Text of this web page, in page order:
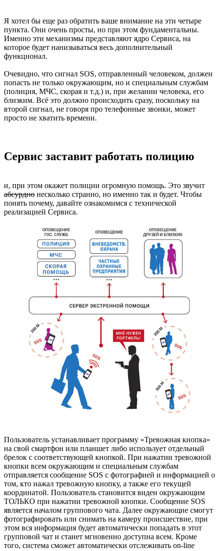
Я хотел бы еще раз обратить ваше внимание на эти четыре
пункта. Они очень просты, но при этом фундаментальны.
Именно эти механизмы представляют ядро Сервиса, на
которое будет нанизываться весь дополнительный
функционал.
Очевидно, что сигнал SOS, отправленный человеком, должен
попасть не только окружающим, но и специальным службам
(полиция, МЧС, скорая и т.д.) и, при желании человека, его
близким. Всё это должно происходить сразу, поскольку на
второй сигнал, не говоря про телефонные звонки, может
просто не хватить времени.
Сервис заставит работать полицию
и, при этом окажет полиции огромную помощь. Это звучит
абсурдно несколько странно, но именно так и будет. Чтобы
понять почему, давайте ознакомимся с технической
реализацией Сервиса.
Пользователь устанавливает программу «Тревожная кнопка»
на свой смартфон или планшет либо использует отдельный
брелок с соответствующей кнопкой. При нажатии тревожной
кнопки всем окружающим и специальным службам
отправляется сообщение SOS с фотографией и информацией о
том, кто нажал тревожную кнопку, а также его текущей
координатой. Пользователь становится виден окружающим
ТОЛЬКО при нажатии тревожной кнопки. Сообщение SOS
является началом группового чата. Далее окружающие смогут
фотографировать или снимать на камеру происшествие, при
этом вся информация будет автоматически попадать в этот
групповой чат и станет мгновенно доступна всем. Кроме
того, система сможет автоматически отслеживать on-line